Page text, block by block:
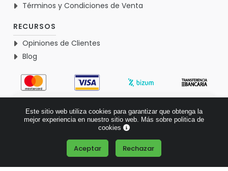
Términos y Condiciones de Venta
RECURSOS
Opiniones de Clientes
Blog
Basado en 1765 opiniones >
Este sitio web utiliza cookies para garantizar que obtenga la
mejor experiencia en nuestro sitio web. Más sobre politica de
cookies
Aceptar Rechazar